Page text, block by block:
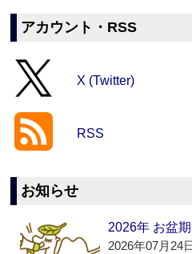
アカウント・RSS
X (Twitter)
RSS
お知らせ
2026年 お盆
2026年07月24